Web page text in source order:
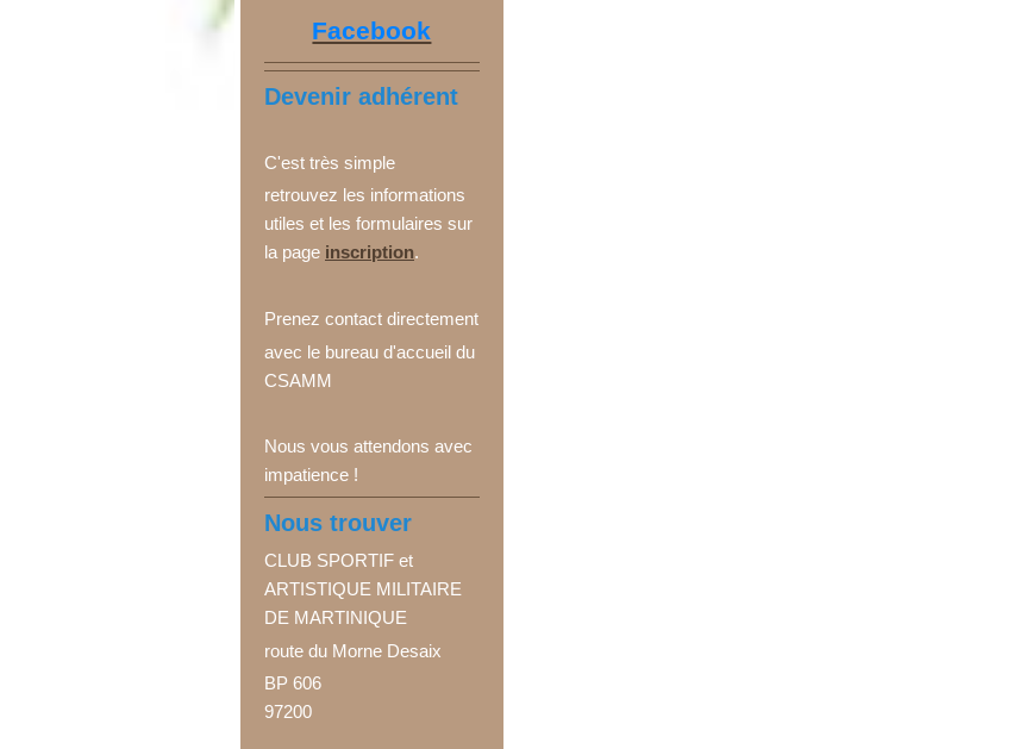
Facebook
Devenir adhérent
C'est très simple
retrouvez les informations
utiles et les formulaires sur
la page inscription.
Prenez contact directement
avec le bureau d'accueil du
CSAMM
Nous vous attendons avec
impatience !
Nous trouver
CLUB SPORTIF et
ARTISTIQUE MILITAIRE
DE MARTINIQUE
route du Morne Desaix
BP 606
97200